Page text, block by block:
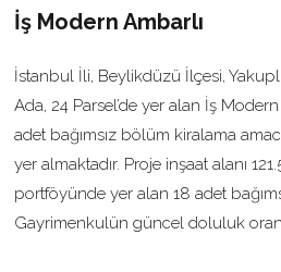
İş Modern Ambarlı
İstanbul İli, Beylikdüzü İlçesi,
Ada, 24 Parsel’de yer alan İş
adet bağımsız bölüm kiralama
yer almaktadır. Proje inşaat alanı
portföyünde yer alan 18 adet
Gayrimenkulün güncel doluluk